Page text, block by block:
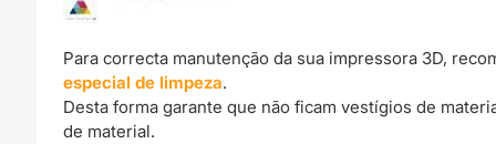
Para correcta manutenção da sua impressora 3D,
especial de limpeza.
Desta forma garante que não ficam vestígios de
de material.